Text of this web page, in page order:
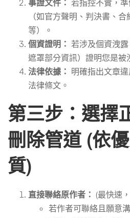
事證文件： 若指控不實，
（如官方聲明、判決書、
等）。
個資證明： 若涉及個資洩
遮罩部分資訊）證明您是被
法律依據： 明確指出文章
法律條文。
第三步：選擇
刪除管道 (依
質)
直接聯絡原作者： (最快速
若作者可聯絡且願意